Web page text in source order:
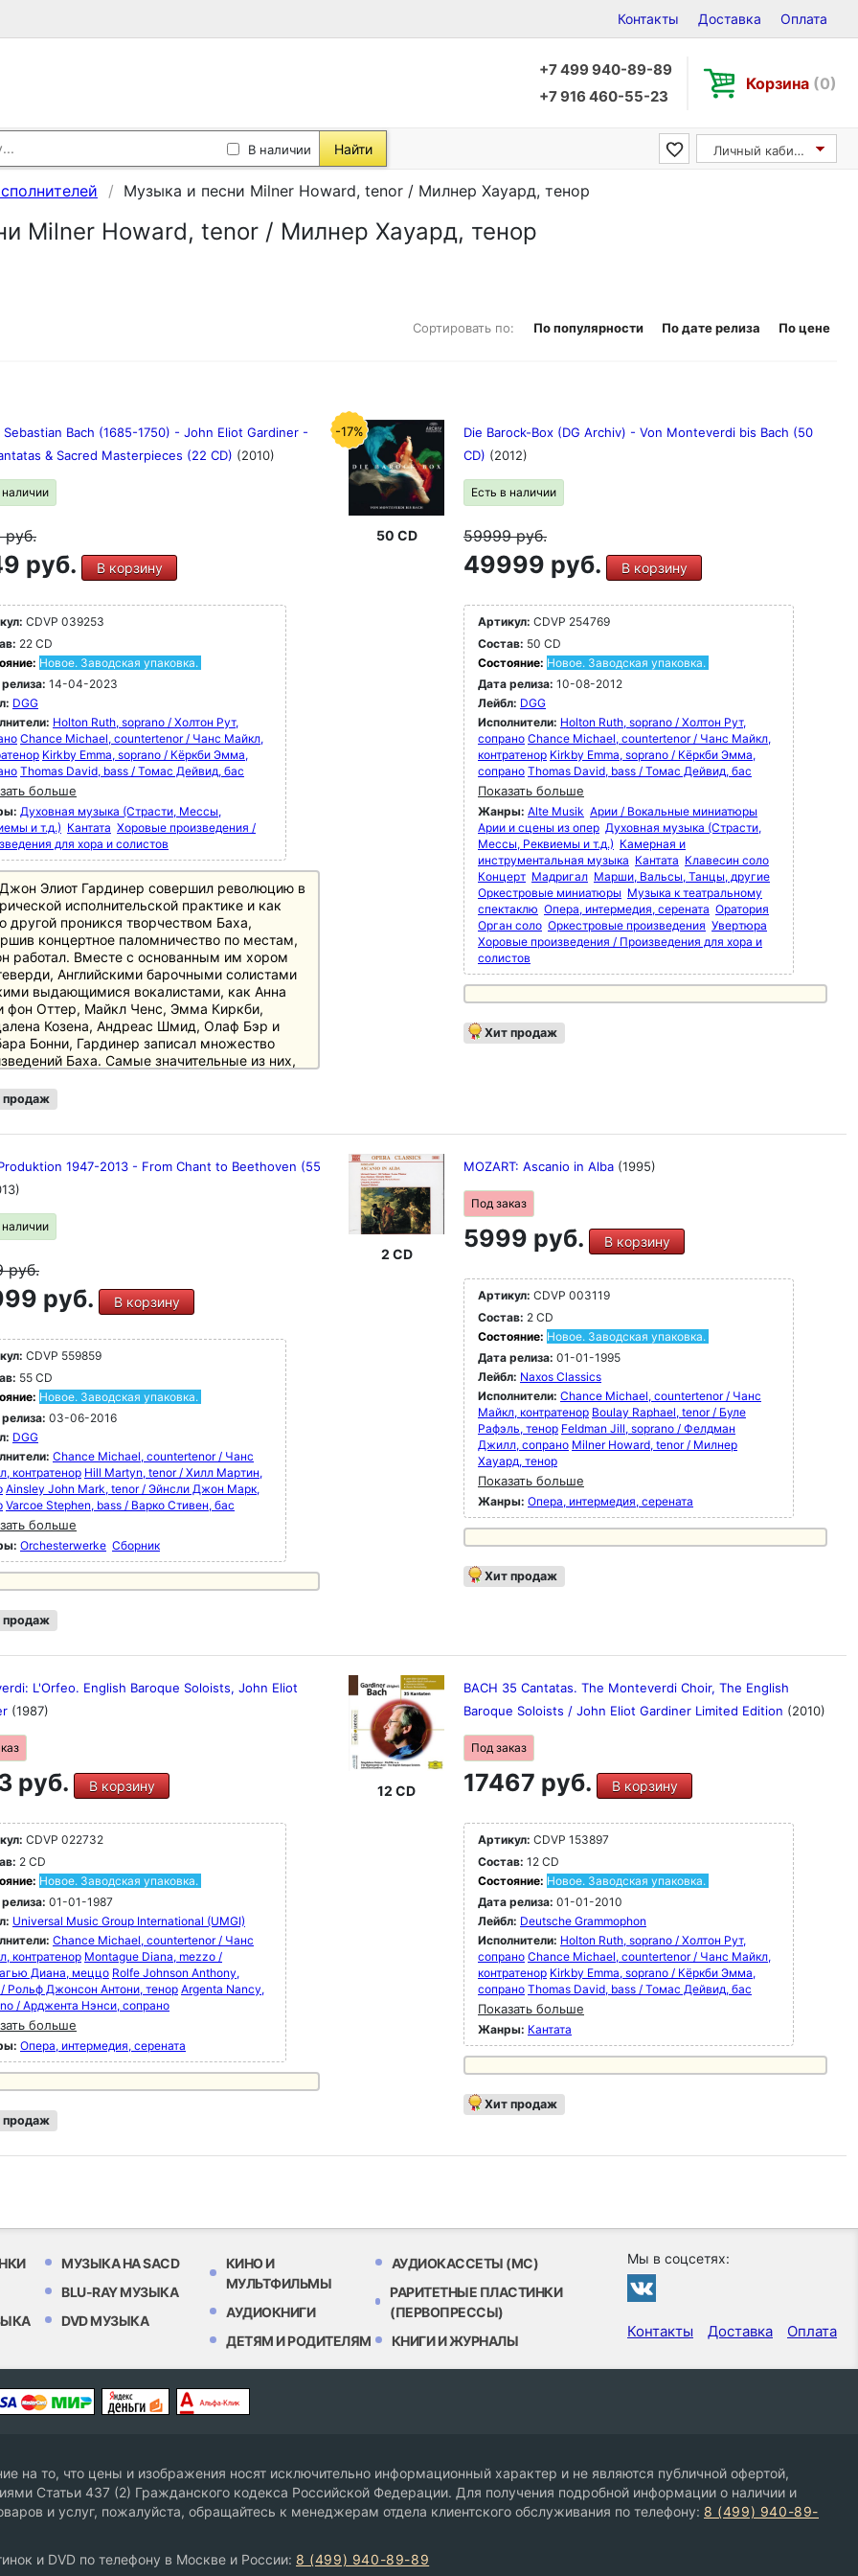
Контакты Доставка Оплата
+7 499 940-89-89
+7 916 460-55-23
Корзина (0)
В наличии Найти Личный кабинет
Музыка и песни Milner Howard, tenor / Милнер Хауард, тенор
Milner Howard, tenor / Милнер Хауард, тенор
Сортировать по: По популярности По дате релиза По цене
Sebastian Bach (1685-1750) - John Eliot Gardiner -
& Sacred Masterpieces (22 CD) (2010)
наличии
руб.
руб. В корзину
CDVP 039253
22 CD
Новое. Заводская упаковка.
14-04-2023
DGG
Holton Ruth, soprano / Холтон Рут,
Chance Michael, countertenor / Чанс Майкл,
Kirkby Emma, soprano / Кёркби Эмма,
Thomas David, bass / Томас Дейвид, бас
больше
Духовная музыка (Страсти, Мессы,
и т.д.) Кантата Хоровые произведения /
для хора и солистов
Элиот Гардинер совершил революцию в
исполнительской практике и как
другой проникся творчеством Баха,
концертное паломничество по местам,
работал. Вместе с основанным им хором
Английскими барочными солистами
выдающимися вокалистами, как Анна
фон Оттер, Майкл Ченс, Эмма Киркби,
Козена, Андреас Шмид, Олаф Бэр и
Бонни, Гардинер записал множество
Баха. Самые значительные из них,
впечатляюще звучные "Страсти по
Матфею", "Страсти по святому Иоанну",
издании на 22 компакт-дисках.
поставляется в современной коробке с
и 32-страничным буклетом и
непревзойденное соотношение цены и
2/86: "Результат - сенсация, независимо от
где вы слушаете: Все здесь на месте" (BWV
1/90: "Хор Монтеверди выступает на
уровне. Оркестр отвечает на постоянное
Гардинера вперед с энергией и
ритмически четкие акценты
заостренные акценты" (BWV 244)
12/87: "Тонкая, современная,
запись с английским
и умной общей драматургией"
248)
продаж
-17%
50 CD
Die Barock-Box (DG Archiv) - Von Monteverdi bis Bach (50
CD) (2012)
Есть в наличии
59999руб.
49999 руб. В корзину
Артикул: CDVP 254769
Состав: 50 CD
Состояние: Новое. Заводская упаковка.
Дата релиза: 10-08-2012
Лейбл: DGG
Исполнители: Holton Ruth, soprano / Холтон Рут,
сопрано Chance Michael, countertenor / Чанс Майкл,
контратенор Kirkby Emma, soprano / Кёркби Эмма,
сопрано Thomas David, bass / Томас Дейвид, бас
Показать больше
Жанры: Alte Musik Арии / Вокальные миниатюры
Арии и сцены из опер Духовная музыка (Страсти,
Мессы, Реквиемы и т.д.) Камерная и
инструментальная музыка Кантата Клавесин соло
Концерт Мадригал Марши, Вальсы, Танцы, другие
Оркестровые миниатюры Музыка к театральному
спектаклю Опера, интермедия, серената Оратория
Орган соло Оркестровые произведения Увертюра
Хоровые произведения / Произведения для хора и
солистов
Хит продаж
1947-2013 - From Chant to Beethoven (55
наличии
руб.
руб. В корзину
CDVP 559859
55 CD
Новое. Заводская упаковка.
03-06-2016
DGG
Chance Michael, countertenor / Чанс
контратенор Hill Martyn, tenor / Хилл Мартин,
Ainsley John Mark, tenor / Эйнсли Джон Марк,
Varcoe Stephen, bass / Варко Стивен, бас
больше
Orchesterwerke Сборник
продаж
2 CD
MOZART: Ascanio in Alba (1995)
Под заказ
5999 руб. В корзину
Артикул: CDVP 003119
Состав: 2 CD
Состояние: Новое. Заводская упаковка.
Дата релиза: 01-01-1995
Лейбл: Naxos Classics
Исполнители: Chance Michael, countertenor / Чанс
Майкл, контратенор Boulay Raphael, tenor / Буле
Рафэль, тенор Feldman Jill, soprano / Фелдман
Джилл, сопрано Milner Howard, tenor / Милнер
Хауард, тенор
Показать больше
Жанры: Опера, интермедия, серената
Хит продаж
L'Orfeo. English Baroque Soloists, John Eliot
(1987)
руб. В корзину
CDVP 022732
2 CD
Новое. Заводская упаковка.
01-01-1987
Universal Music Group International (UMGI)
Chance Michael, countertenor / Чанс
контратенор Montague Diana, mezzo /
Диана, меццо Rolfe Johnson Anthony,
Рольф Джонсон Антони, тенорArgenta Nancy,
/ Арджента Нэнси, сопрано
больше
Опера, интермедия, серената
продаж
12 CD
BACH 35 Cantatas. The Monteverdi Choir, The English
Baroque Soloists / John Eliot Gardiner Limited Edition (2010)
Под заказ
17467 руб. В корзину
Артикул: CDVP 153897
Состав: 12 CD
Состояние: Новое. Заводская упаковка.
Дата релиза: 01-01-2010
Лейбл: Deutsche Grammophon
Исполнители: Holton Ruth, soprano / Холтон Рут,
сопрано Chance Michael, countertenor / Чанс Майкл,
контратенор Kirkby Emma, soprano / Кёркби Эмма,
сопрано Thomas David, bass / Томас Дейвид, бас
Показать больше
Жанры: Кантата
Хит продаж
МУЗЫКА НА SACD
BLU-RAY МУЗЫКА
DVD МУЗЫКА
КИНО И
МУЛЬТФИЛЬМЫ
АУДИОКНИГИ
ДЕТЯМ И РОДИТЕЛЯМ
АУДИОКАССЕТЫ (MC)
РАРИТЕТНЫЕ ПЛАСТИНКИ
(ПЕРВОПРЕССЫ)
КНИГИ И ЖУРНАЛЫ
Мы в соцсетях:
Контакты Доставка Оплата
на то, что цены и изображения носят исключительно информационный характер и не являются публичной офертой,
Статьи 437 (2) Гражданского кодекса Российской Федерации. Для получения подробной информации о наличии и
и услуг, пожалуйста, обращайтесь к менеджерам отдела клиентского обслуживания по телефону: 8 (499) 940-89-
и DVD по телефону в Москве и России: 8 (499) 940-89-89